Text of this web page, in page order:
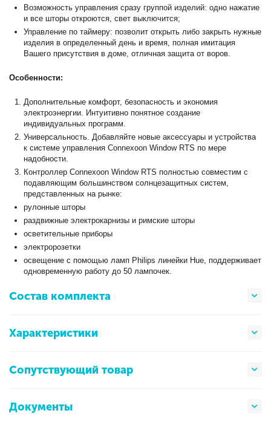
Возможность управления сразу группой изделий: одно нажатие
и все шторы откроются, свет выключится;
Управление по таймеру: позволит открыть либо закрыть нужные
изделия в определенный день и время, полная имитация
Вашего присутствия в доме, отличная защита от воров.
Особенности:
Дополнительные комфорт, безопасность и экономия
электроэнергии. Интуитивно понятное создание
индивидуальных программ.
Универсальность. Добавляйте новые аксессуары и устройства
к системе управления Connexoon Window RTS по мере
надобности.
Контроллер Connexoon Window RTS полностью совместим с
подавляющим большинством солнцезащитных систем,
представленных на рынке:
рулонные шторы
раздвижные электрокарнизы и римские шторы
осветительные приборы
электророзетки
освещение с помощью ламп Philips линейки Hue, поддерживает
одновременную работу до 50 лампочек.
Состав комплекта
Характеристики
Сопутствующий товар
Документы